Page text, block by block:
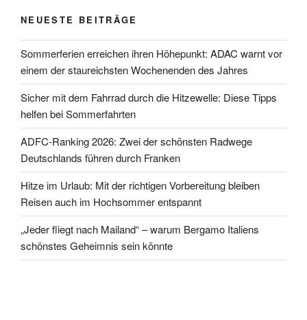
NEUESTE BEITRÄGE
Sommerferien erreichen ihren Höhepunkt: ADAC warnt vor
einem der staureichsten Wochenenden des Jahres
Sicher mit dem Fahrrad durch die Hitzewelle: Diese Tipps
helfen bei Sommerfahrten
ADFC-Ranking 2026: Zwei der schönsten Radwege
Deutschlands führen durch Franken
Hitze im Urlaub: Mit der richtigen Vorbereitung bleiben
Reisen auch im Hochsommer entspannt
„Jeder fliegt nach Mailand“ – warum Bergamo Italiens
schönstes Geheimnis sein könnte